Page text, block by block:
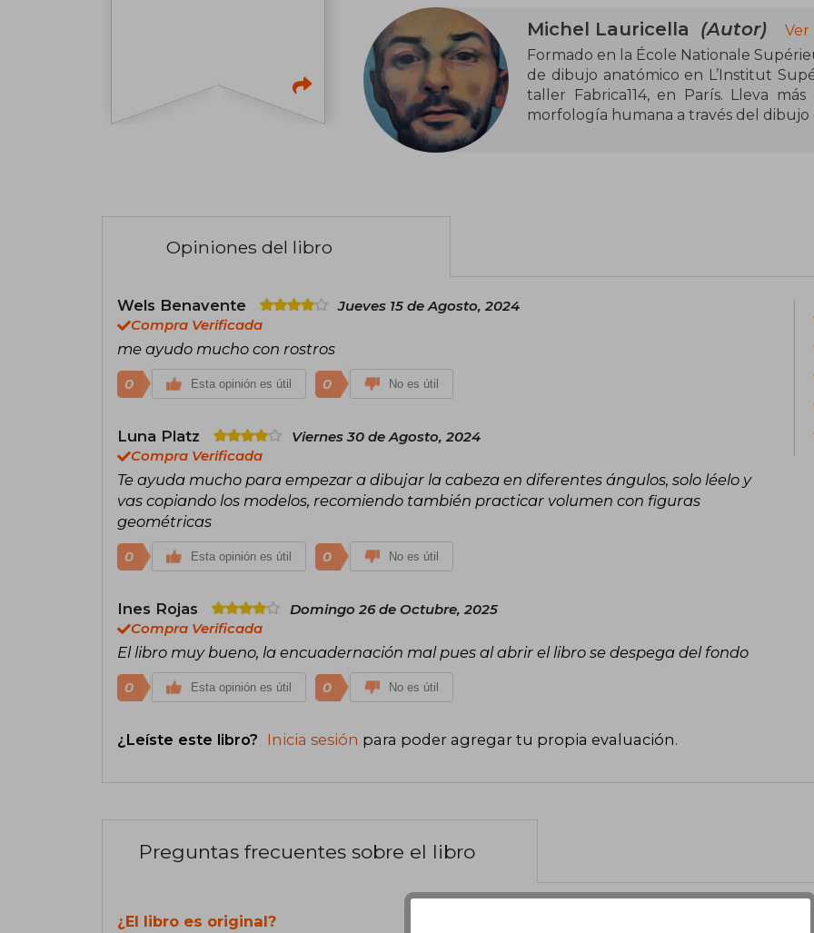
Michel Lauricella (Autor)
Ver
Formado en la École Nationale
de dibujo anatómico en L’Institut
taller Fabrica114, en París. Lleva
morfología humana a través del
Opiniones del libro
Wels Benavente
Jueves 15 de Agosto, 2024
Compra Verificada
me ayudo mucho con rostros
0 Esta opinión es útil 0 No es útil
Luna Platz
Viernes 30 de Agosto, 2024
Compra Verificada
Te ayuda mucho para empezar a dibujar la cabeza en diferentes ángulos, solo léelo y
vas copiando los modelos, recomiendo también practicar volumen con figuras
geométricas
0 Esta opinión es útil 0 No es útil
Ines Rojas
Domingo 26 de Octubre, 2025
Compra Verificada
El libro muy bueno, la encuadernación mal pues al abrir el libro se despega del fondo
0 Esta opinión es útil 0 No es útil
¿Leíste este libro? Inicia sesión para poder agregar tu propia evaluación.
Preguntas frecuentes sobre el libro
¿El libro es original?